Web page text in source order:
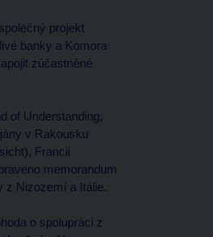
projekt
banky a Komora
zúčastněné
of Understanding,
v Rakousku
Francii
memorandum
z Nizozemí a Itálie.
o spolupráci z